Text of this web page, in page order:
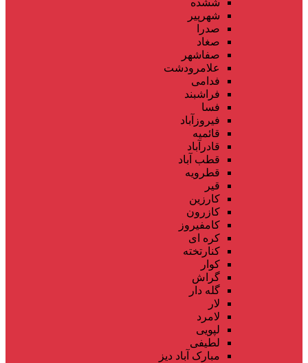
شهرپیر
صدرا
صغاد
صفاشهر
علامرودشت
فدامی
فراشبند
فسا
فیروزآباد
قائمیه
قادرآباد
قطب آباد
قطرویه
قیر
کارزین
کازرون
کامفیروز
کره ای
کنارتخته
کوار
گراش
گله دار
لار
لامرد
لپویی
لطیفی
مبارک آباد دیز